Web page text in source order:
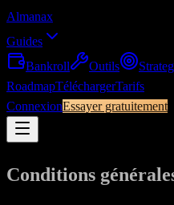
Almanax
Guides
Bankroll
Outils
RoadmapTéléchargerTarifs
ConnexionEssayer gratuitement
Conditions